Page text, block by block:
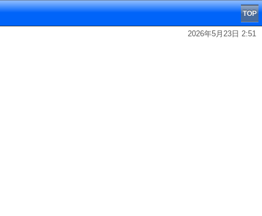
TOP
2026年5月23日 2:51